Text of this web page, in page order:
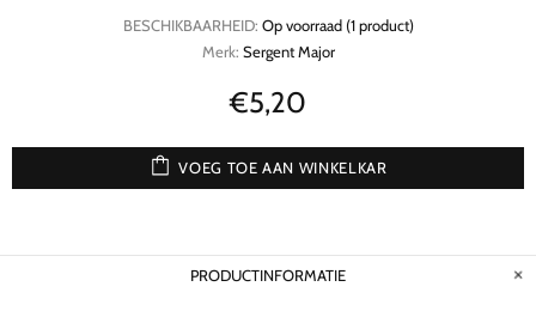
BESCHIKBAARHEID: Op voorraad (1 product)
Merk: Sergent Major
€5,20
VOEG TOE AAN WINKELKAR
PRODUCTINFORMATIE